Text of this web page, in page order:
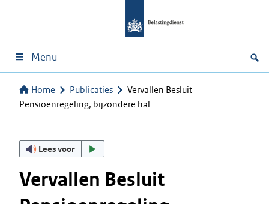
Menu
Home Publicaties
Vervallen Besluit
Pensioenregeling, bijzondere hal…
Lees voor
Vervallen Besluit